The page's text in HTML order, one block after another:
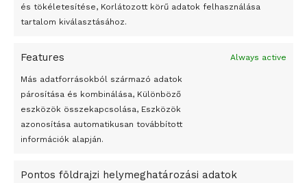
és tökéletesítése, Korlátozott körű adatok felhasználása
tartalom kiválasztásához.
Features Always active
Más adatforrásokból származó adatok
párosítása és kombinálása, Különböző
eszközök összekapcsolása, Eszközök
azonosítása automatikusan továbbított
információk alapján.
Pontos földrajzi helymeghatározási adatok
Megváltoztatják a montenegrói egyházügyi törvény
Peking – A visegrádi országok zsidó kulturális örökségét
bemutató fotókiállítás nyílt
Megveszi az osztrák Wienerberger az amerikai Meridian
Bricket
A Startup Campus egyetemi programjainak legjobbjai az
A Ringo Starr új albummal jelentkezik